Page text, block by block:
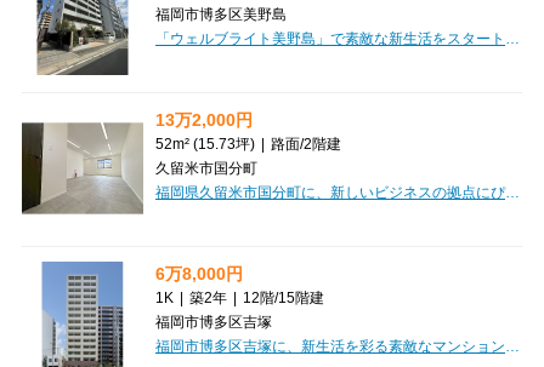
福岡市博多区美野島
13万2,000円
52m² (15.73坪) | 路面/2階建
久留米市国分町
福岡県久留米市国分町に、新しいビジネスの拠点にぴったりの「モデューロ久留米Ⅱ」がまもなく完成します！2026年7月引渡し予定のこの貸店舗・事務所は、お客様の新しいスタートを力強く応援する魅力が満載です。初期費用を抑えたい方に嬉しい、敷金・礼金・保証金が全て0円！さらに1ヶ月間のフリーレント期間もご用意しており、開業準備にゆとりが持てますね。広々52.0㎡の空間は、小売・物販、教育・スクール、事務所など幅広い業種におすすめです。無料駐車場が各戸2～3台分も付いているので、お客様もスタッフの方も車でのアクセスがとても便利。路面店なので視認性も高く、エアコンも完備で快適に過ごしていただけます。徒歩3分にはスーパー「ハローデイ国分店」があり、日常の買い物にも困りません。飲食全般はご遠慮いただいておりますが、新しいビジネスを始める皆様に、きっとご満足いただけるはずです。ぜひこの機会にご検討ください！
6万8,000円
1K | 築2年 | 12階/15階建
福岡市博多区吉塚